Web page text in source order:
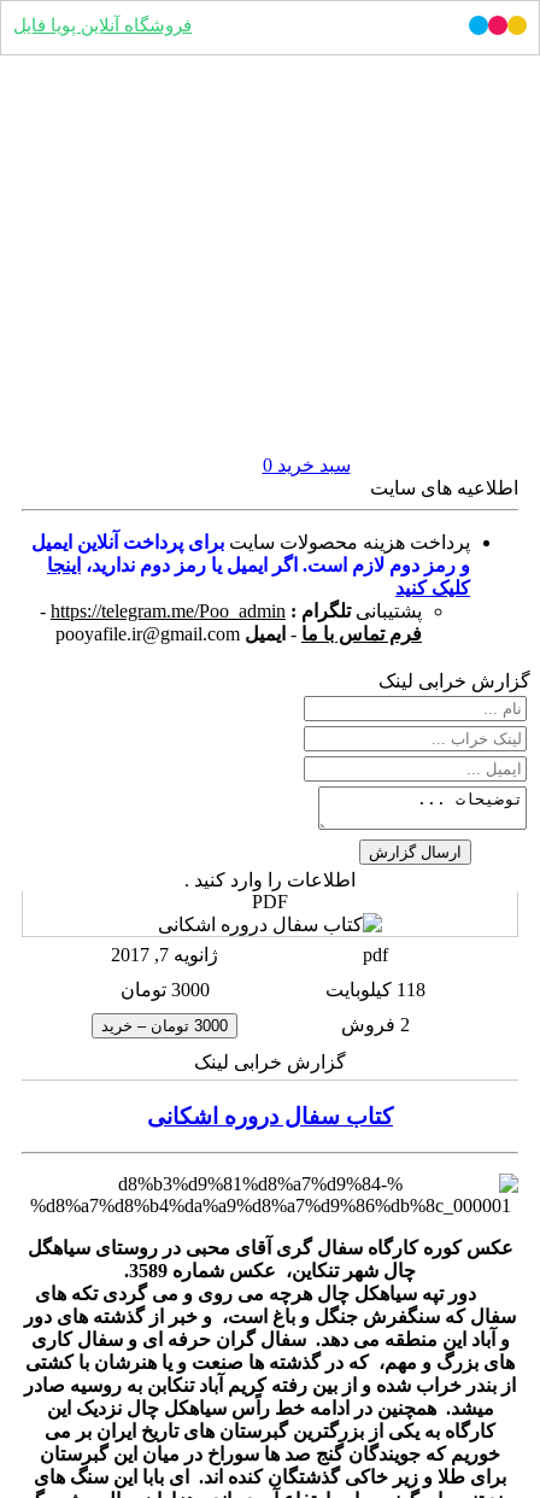
سبد خرید0
فروشگاه آنلاین پویا فایل
اطلاعیه های سایت
پرداخت هزینه محصولات سایت برای پرداخت آنلاین ایمیل
و رمز دوم لازم است. اگر ایمیل یا رمز دوم ندارید، اینجا
کلیک کنید
پشتیبانی تلگرام : https://telegram.me/Poo_admin
-
فرم تماس با ما - ایمیل pooyafile.ir@gmail.com
گزارش خرابی لینک
اطلاعات را وارد کنید .
PDF
pdf
ژانویه 7, 2017
118 کیلوبایت
3000 تومان
2 فروش
3000 تومان – خرید
گزارش خرابی لینک
کتاب سفال دروره اشکانی
عکس کوره کارگاه سفال گری آقای محبی در روستای سیاهگل
چال شهر تنکاین، عکس شماره 3589.
دور تپه سیاهکل چال هرچه می روی و می گردی تکه های
سفال که سنگفرش جنگل و باغ است، و خبر از گذشته های دور
و آباد این منطقه می دهد. سفال گران حرفه ای و سفال کاری
های بزرگ و مهم، که در گذشته ها صنعت و یا هنرشان با کشتی
از بندر خراب شده و از بین رفته کریم آباد تنکابن به روسیه صادر
میشد. همچنین در ادامه خط راًس سیاهکل چال نزدیک این
کارگاه به یکی از بزرگترین گبرستان های تاریخ ایران بر می
خوریم که جویندگان گنج صد ها سوراخ در میان این گبرستان
برای طلا و زیر خاکی گذشتگان کنده اند. ای بابا این سنگ های